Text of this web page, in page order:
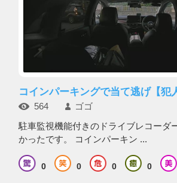
コインパーキングで当て逃げ【犯
564 ゴゴ
駐車監視機能付きのドライブレコーダ
かったです。 コインパーキン ...
0 0 0 0